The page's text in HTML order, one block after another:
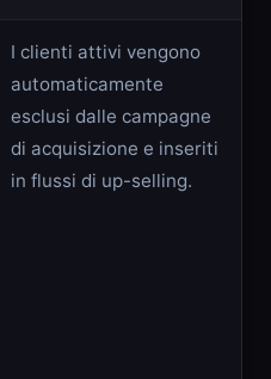
I clienti attivi vengono
automaticamente
esclusi dalle campagne
di acquisizione e inseriti
in flussi di up-selling.